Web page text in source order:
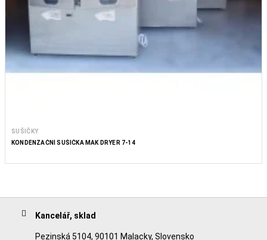
SUŠIČKY
KONDENZAČNÍ SUŠIČKA MAK DRYER 7-14
Kancelář, sklad
Pezinská 5104, 90101 Malacky, Slovensko